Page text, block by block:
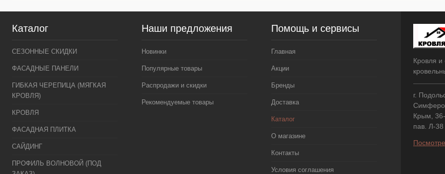
Каталог
СЕЗОННЫЕ СКИДКИ
ФАСАДНЫЕ ПАНЕЛИ
ГИБКАЯ ЧЕРЕПИЦА (МЯГКАЯ
КРОВЛЯ)
КРОВЛЯ
ФАСАДНАЯ ПЛИТКА
САЙДИНГ
ПРОФИЛЬ ВОЛНОВОЙ (ПОД
Наши предложения
Новинки
Популярные товары
Распродажи и скидки
Рекомендуемые товары
Помощь и сервисы
Главная
Акции
Бренды
Доставка
Каталог
О магазине
Контакты
Условия соглашения
Кровля и
г.
Крым,
пав. Л-38